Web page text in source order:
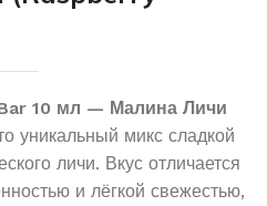
10 мл — Малина Личи
уникальный микс сладкой
личи. Вкус отличается
и лёгкой свежестью,